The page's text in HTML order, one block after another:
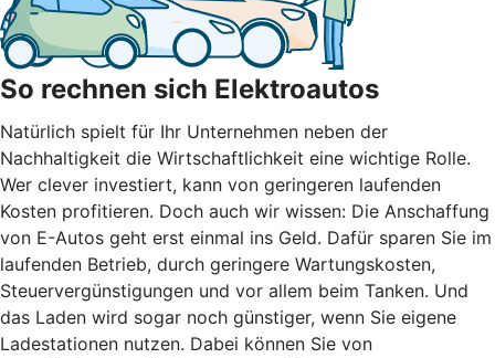
So rechnen sich Elektroautos
Natürlich spielt für Ihr Unternehmen neben der
Nachhaltigkeit die Wirtschaftlichkeit eine wichtige Rolle.
Wer clever investiert, kann von geringeren laufenden
Kosten profitieren. Doch auch wir wissen: Die Anschaffung
von E-Autos geht erst einmal ins Geld. Dafür sparen Sie im
laufenden Betrieb, durch geringere Wartungskosten,
Steuervergünstigungen und vor allem beim Tanken. Und
das Laden wird sogar noch günstiger, wenn Sie eigene
Ladestationen nutzen. Dabei können Sie von